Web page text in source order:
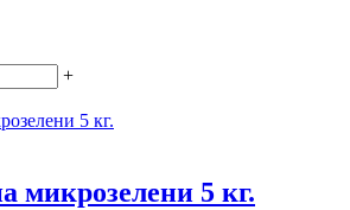
+
микрозелени 5 кг.